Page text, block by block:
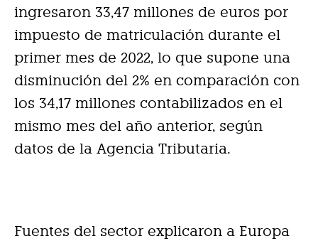
ingresaron 33,47 millones de euros por
impuesto de matriculación durante el
primer mes de 2022, lo que supone una
disminución del 2% en comparación con
los 34,17 millones contabilizados en el
mismo mes del año anterior, según
datos de la Agencia Tributaria.
Fuentes del sector explicaron a Europa